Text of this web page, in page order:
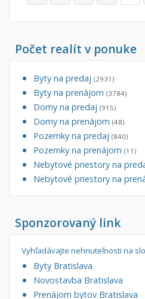
Počet realít v ponuke
Byty na predaj (2931)
Byty na prenájom (3784)
Domy na predaj (915)
Domy na prenájom (48)
Pozemky na predaj (840)
Pozemky na prenájom (11)
Nebytové priestory na
Nebytové priestory na
Sponzorovaný link
Vyhľadávajte nehnuteľnosti na
Byty Bratislava
Novostavba Bratislava
Prenájom bytov Bratislava